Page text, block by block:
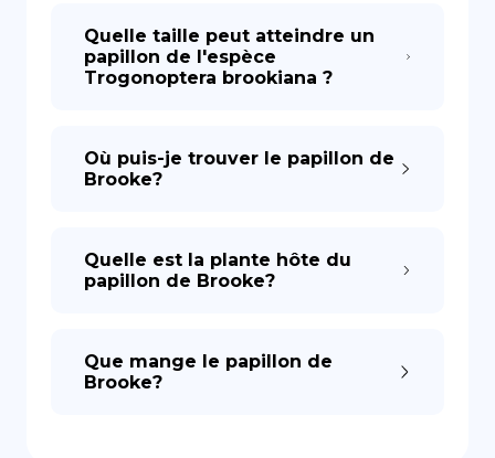
Quelle taille peut atteindre un
papillon de l'espèce
Trogonoptera brookiana ?
Où puis-je trouver le papillon de
Brooke?
Quelle est la plante hôte du
papillon de Brooke?
Que mange le papillon de
Brooke?